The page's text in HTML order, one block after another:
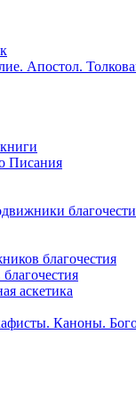
Апостол.
Писания
благочестия
аскетика
Каноны.